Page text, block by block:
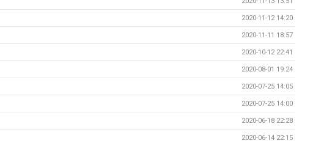
2020-11-12 14:20
2020-11-11 18:57
2020-10-12 22:41
2020-08-01 19:24
2020-07-25 14:05
2020-07-25 14:00
2020-06-18 22:28
2020-06-14 22:15